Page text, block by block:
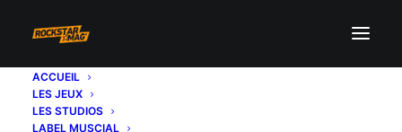
ACCUEIL
LES JEUX
LES STUDIOS
LABEL MUSCIAL